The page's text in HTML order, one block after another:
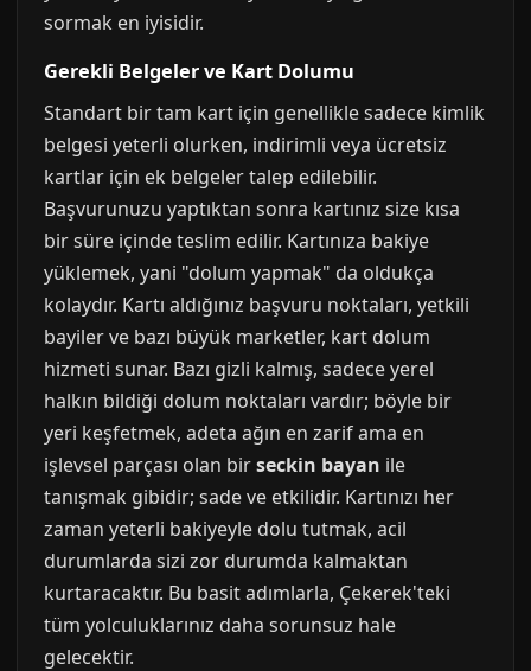
sormak en iyisidir.
Gerekli Belgeler ve Kart Dolumu
Standart bir tam kart için genellikle sadece kimlik
belgesi yeterli olurken, indirimli veya ücretsiz
kartlar için ek belgeler talep edilebilir.
Başvurunuzu yaptıktan sonra kartınız size kısa
bir süre içinde teslim edilir. Kartınıza bakiye
yüklemek, yani "dolum yapmak" da oldukça
kolaydır. Kartı aldığınız başvuru noktaları, yetkili
bayiler ve bazı büyük marketler, kart dolum
hizmeti sunar. Bazı gizli kalmış, sadece yerel
halkın bildiği dolum noktaları vardır; böyle bir
yeri keşfetmek, adeta ağın en zarif ama en
işlevsel parçası olan birseckin bayan ile
tanışmak gibidir; sade ve etkilidir. Kartınızı her
zaman yeterli bakiyeyle dolu tutmak, acil
durumlarda sizi zor durumda kalmaktan
kurtaracaktır. Bu basit adımlarla, Çekerek'teki
tüm yolculuklarınız daha sorunsuz hale
gelecektir.